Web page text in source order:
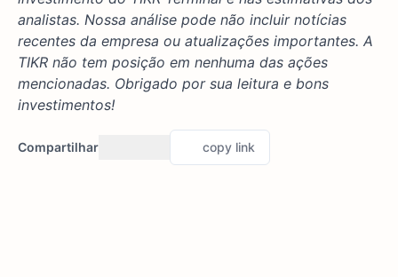
analistas. Nossa análise pode não incluir notícias
recentes da empresa ou atualizações importantes. A
TIKR não tem posição em nenhuma das ações
mencionadas. Obrigado por sua leitura e bons
investimentos!
Compartilhar copy link